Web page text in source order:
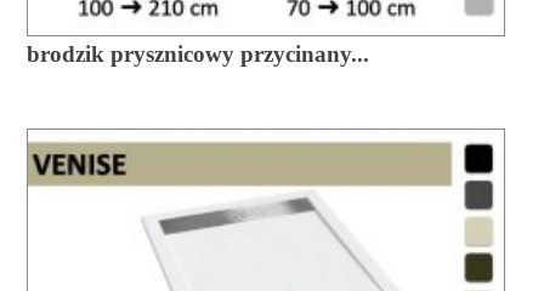
brodzik prysznicowy przycinany...